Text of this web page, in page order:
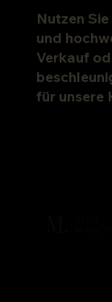
Nutzen
und
Verkauf
für unsere